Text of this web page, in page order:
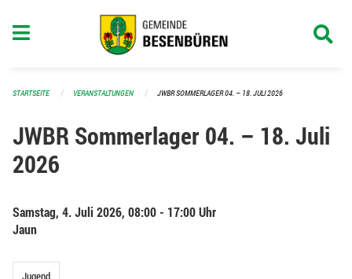
STARTSEITE VERANSTALTUNGEN JWBR SOMMERLAGER 04. – 18. JULI 2026
JWBR Sommerlager 04. – 18. Juli
2026
Samstag, 4. Juli 2026, 08:00 - 17:00 Uhr
Jaun
Jugend